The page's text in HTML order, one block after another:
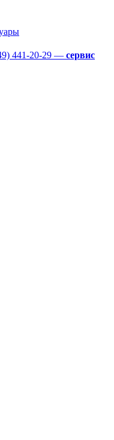
441-20-29 — сервис